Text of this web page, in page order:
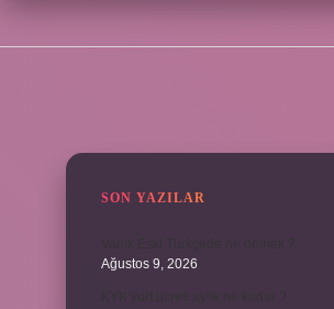
SON YAZILAR
Ağustos 9, 2026